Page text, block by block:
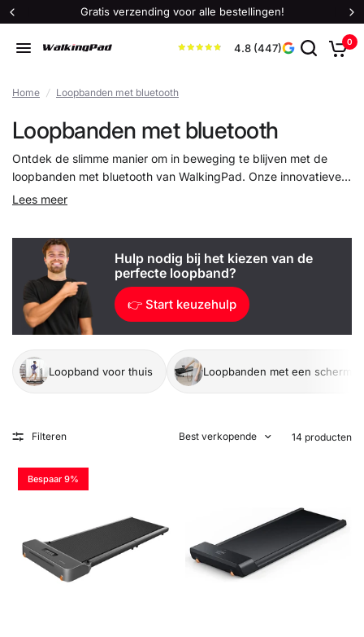
Gratis verzending voor alle bestellingen!
4.8 (447) 0
Home / Loopbanden met bluetooth
Loopbanden met bluetooth
Ontdek de slimme manier om in beweging te blijven met de
loopbanden met bluetooth van WalkingPad. Onze innovatieve,
opvouwbare loopbanden
je jouw loopband moeiteloos met je smartphone of tablet voor
een interactieve en gepersonaliseerde workout-ervaring.
Lees meer
Hulp nodig bij het kiezen van de
perfecte loopband?
👉 Start keuzehulp
Loopband voor thuis Loopbanden met een scherm
Filteren Best verkopende 14 producten
Bespaar 9%